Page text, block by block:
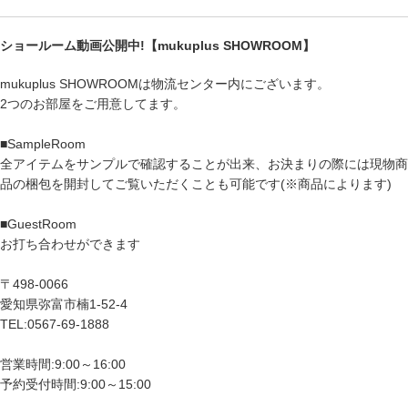
ショールーム動画公開中!【mukuplus SHOWROOM】
mukuplus SHOWROOMは物流センター内にございます。
2つのお部屋をご用意してます。
■SampleRoom
全アイテムをサンプルで確認することが出来、お決まりの際には現物商
品の梱包を開封してご覧いただくことも可能です(※商品によります)
■GuestRoom
お打ち合わせができます
〒498-0066
愛知県弥富市楠1-52-4
TEL:0567-69-1888
営業時間:9:00～16:00
予約受付時間:9:00～15:00